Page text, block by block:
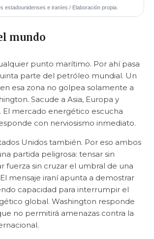
estadounidenses e iraníes / Elaboración propia.
mundo
punto marítimo. Por ahí pasa
parte del petróleo mundial. Un
esa zona no golpea solamente a
Sacude a Asia, Europa y
El mercado energético escucha
con nerviosismo inmediato.
Unidos también. Por eso ambos
partida peligrosa: tensar sin
fuerza sin cruzar el umbral de una
mensaje iraní apunta a demostrar
capacidad para interrumpir el
global. Washington responde
no permitirá amenazas contra la